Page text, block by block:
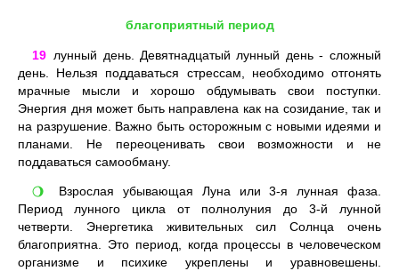
благоприятный период
19
лунный день. Девятнадцатый лунный день - сложный
день. Нельзя поддаваться стрессам, необходимо отгонять
мрачные мысли и хорошо обдумывать свои поступки.
Энергия дня может быть направлена как на созидание, так и
на разрушение. Важно быть осторожным с новыми идеями и
планами. Не переоценивать свои возможности и не
поддаваться самообману.
🌖
Взрослая убывающая Луна или 3-я лунная фаза.
Период лунного цикла от полнолуния до 3-й лунной
четверти. Энергетика живительных сил Солнца очень
благоприятна. Это период, когда процессы в человеческом
организме и психике укреплены и уравновешены.